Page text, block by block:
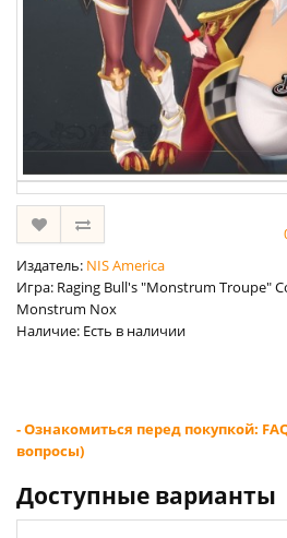
Издатель: NIS America
Игра: Raging Bull's "Monstrum Troupe"
Monstrum Nox
Наличие: Есть в наличии
- Ознакомиться перед покупкой:
вопросы)
Доступные варианты